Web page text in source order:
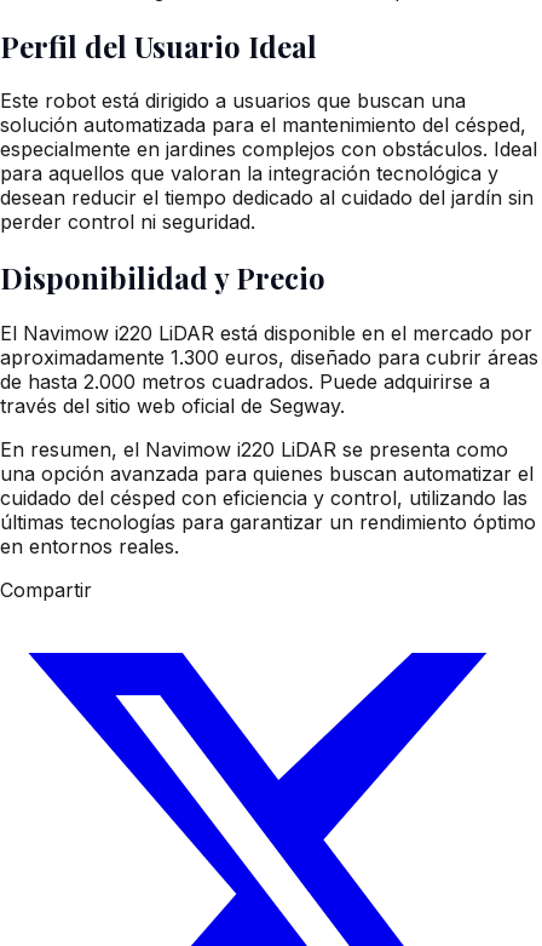
Perfil del Usuario Ideal
Este robot está dirigido a usuarios que buscan una
solución automatizada para el mantenimiento del césped,
especialmente en jardines complejos con obstáculos. Ideal
para aquellos que valoran la integración tecnológica y
desean reducir el tiempo dedicado al cuidado del jardín sin
perder control ni seguridad.
Disponibilidad y Precio
El Navimow i220 LiDAR está disponible en el mercado por
aproximadamente 1.300 euros, diseñado para cubrir áreas
de hasta 2.000 metros cuadrados. Puede adquirirse a
través del sitio web oficial de Segway.
En resumen, el Navimow i220 LiDAR se presenta como
una opción avanzada para quienes buscan automatizar el
cuidado del césped con eficiencia y control, utilizando las
últimas tecnologías para garantizar un rendimiento óptimo
en entornos reales.
Compartir